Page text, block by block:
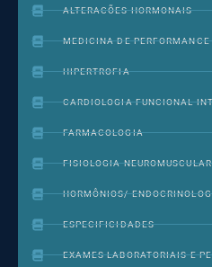
ALTERACÕES HORMONAIS
MEDICINA DE PERFORMANCE
HIPERTROFIA
CARDIOLOGIA FUNCIONAL
FARMACOLOGIA
FISIOLOGIA NEUROMUSCULAR
HORMÔNIOS/
ESPECIFICIDADES
EXAMES LABORATORIAIS E